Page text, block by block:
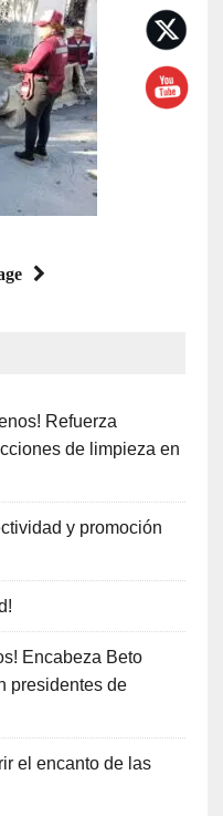
Refuerza
de limpieza en
y promoción
Encabeza Beto
presidentes de
el encanto de las